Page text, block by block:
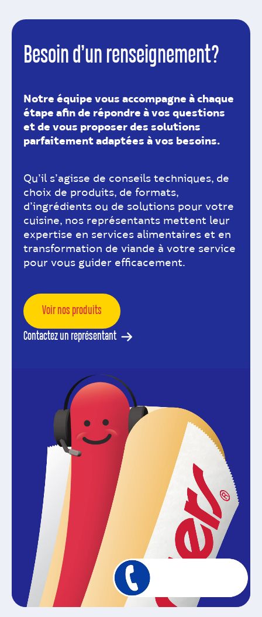
Besoin d’un renseignement?
Notre équipe vous accompagne à chaque
étape afin de répondre à vos questions
et de vous proposer des solutions
parfaitement adaptées à vos besoins.
Qu’il s’agisse de conseils techniques, de
choix de produits, de formats,
d’ingrédients ou de solutions pour votre
cuisine, nos représentants mettent leur
expertise en services alimentaires et en
transformation de viande à votre service
pour vous guider efficacement.
Voir nos produits
Contactez un représentant